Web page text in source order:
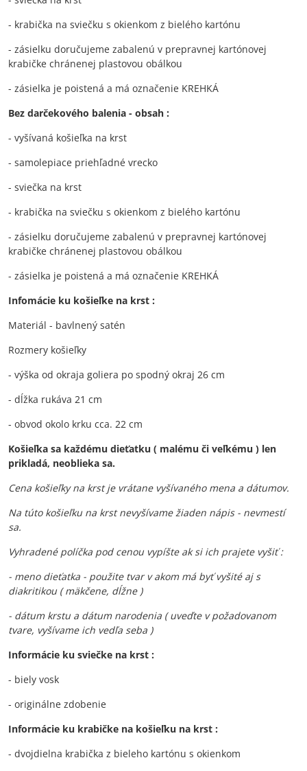
- krabička na sviečku s okienkom z bielého kartónu
- zásielku doručujeme zabalenú v prepravnej kartónovej
krabičke chránenej plastovou obálkou
- zásielka je poistená a má označenie KREHKÁ
Bez darčekového balenia - obsah :
- vyšívaná košieľka na krst
- samolepiace priehľadné vrecko
- sviečka na krst
- krabička na sviečku s okienkom z bielého kartónu
- zásielku doručujeme zabalenú v prepravnej kartónovej
krabičke chránenej plastovou obálkou
- zásielka je poistená a má označenie KREHKÁ
Infomácie ku košieľke na krst :
Materiál - bavlnený satén
Rozmery košieľky
- výška od okraja goliera po spodný okraj 26 cm
- dĺžka rukáva 21 cm
- obvod okolo krku cca. 22 cm
Košieľka sa každému dieťatku ( malému či veľkému ) len
prikladá, neoblieka sa.
Cena košieľky na krst je vrátane vyšívaného mena a dátumov.
Na túto košieľku na krst nevyšívame žiaden nápis - nevmestí
sa.
Vyhradené políčka pod cenou vypíšte ak si ich prajete vyšiť :
- meno dieťatka - použite tvar v akom má byť vyšité aj s
diakritikou ( mäkčene, dĺžne )
- dátum krstu a dátum narodenia ( uveďte v požadovanom
tvare, vyšívame ich vedľa seba )
Informácie ku sviečke na krst :
- biely vosk
- originálne zdobenie
Informácie ku krabičke na košieľku na krst :
- dvojdielna krabička z bieleho kartónu s okienkom